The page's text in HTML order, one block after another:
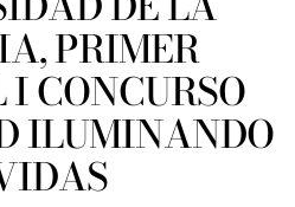
PRIMER
CONCURSO
ILUMINANDO